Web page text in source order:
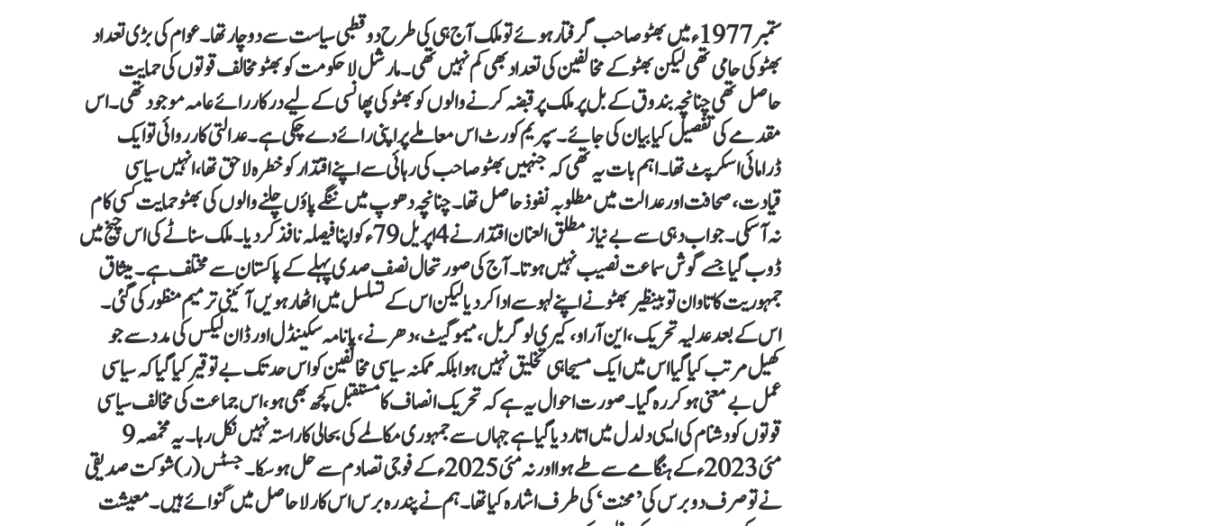
ستمبر 1977ء میں بھٹو صاحب گرفتار ہوئے تو ملک آج ہی کی طرح دو قطبی سیاست سے دوچار تھا۔ عوام کی بڑی تعداد
بھٹو کی حامی تھی لیکن بھٹو کے مخالفین کی تعداد بھی کم نہیں تھی۔ مارشل لا حکومت کو بھٹو مخالف قوتوں کی حمایت
حاصل تھی چنانچہ بندوق کے بل پر ملک پر قبضہ کرنے والوں کو بھٹو کی پھانسی کے لیے درکار رائے عامہ موجود تھی۔ اس
مقدمے کی تفصیل کیا بیان کی جائے۔ سپریم کورٹ اس معاملے پر اپنی رائے دے چکی ہے۔ عدالتی کارروائی تو ایک
ڈرامائی اسکرپٹ تھا۔ اہم بات یہ تھی کہ جنہیں بھٹو صاحب کی رہائی سے اپنے اقتدار کو خطرہ لاحق تھا، انہیں سیاسی
قیادت، صحافت اور عدالت میں مطلوبہ نفوذ حاصل تھا۔ چنانچہ دھوپ میں ننگے پاؤں چلنے والوں کی بھٹو حمایت کسی کام
نہ آ سکی۔ جواب دہی سے بے نیاز مطلق العنان اقتدار نے 4اپریل 79ء کو اپنا فیصلہ نافذ کر دیا۔ ملک سناٹے کی اس چیخ میں
ڈوب گیا جسے گوش سماعت نصیب نہیں ہوتا۔ آج کی صورتحال نصف صدی پہلے کے پاکستان سے مختلف ہے۔ میثاق
جمہوریت کا تاوان تو بینظیر بھٹو نے اپنے لہو سے ادا کر دیا لیکن اس کے تسلسل میں اٹھارہویں آئینی ترمیم منظور کی گئی۔
اس کے بعد عدلیہ تحریک، این آر او، کیری لوگر بل، میمو گیٹ، دھرنے، پانامہ سکینڈل اور ڈان لیکس کی مدد سے جو
کھیل مرتب کیا گیا اس میں ایک مسیحا ہی تخلیق نہیں ہوا بلکہ ممکنہ سیاسی مخالفین کو اس حد تک بے توقیر کیا گیا کہ سیاسی
عمل بے معنی ہو کر رہ گیا۔ صورت احوال یہ ہے کہ تحریک انصاف کا مستقبل کچھ بھی ہو، اس جماعت کی مخالف سیاسی
قوتوں کو دشنام کی ایسی دلدل میں اتار دیا گیا ہے جہاں سے جمہوری مکالمے کی بحالی کا راستہ نہیں نکل رہا۔ یہ مخمصہ 9
مئی 2023ء کے ہنگامے سے طے ہوا اور نہ مئی 2025ء کے فوجی تصادم سے حل ہو سکا۔ جسٹس (ر) شوکت صدیقی
نے تو صرف دو برس کی ’محنت ‘ کی طرف اشارہ کیا تھا۔ ہم نے پندرہ برس اس کار لاحاصل میں گنوائے ہیں۔ معیشت